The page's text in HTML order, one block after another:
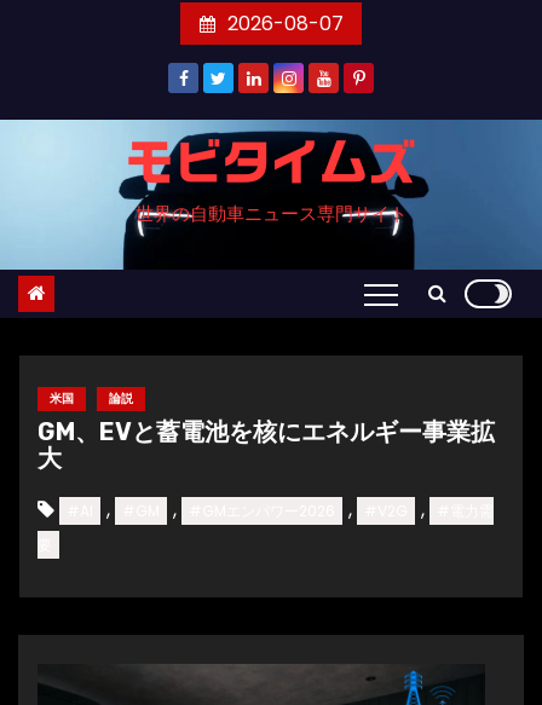
ン
プ
2026-08-07
モビタイムズ
世界の自動車ニュース専門サイト
米国 論説
GM、EVと蓄電池を核にエネルギー事業拡
大
, , , ,